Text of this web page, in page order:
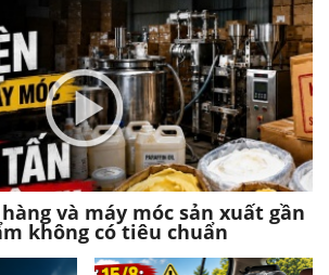
và máy móc sản xuất gần
không có tiêu chuẩn